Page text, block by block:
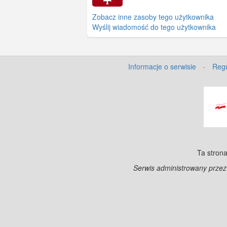
Mimo iż w roku 2008
właściciel obiektu, faktycznie
wyprowadzki Szpitala
acz systematycznie
Zobacz inne zasoby tego użytkownika
Wyślij wiadomość do tego użytkownika
Informacje o serwisie ·
Ta
Serwis administrowany przez